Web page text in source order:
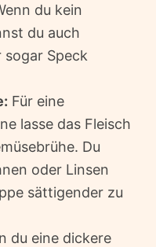
du kein
du auch
sogar Speck
Für eine
lasse das Fleisch
Du
oder Linsen
sättigender zu
du eine dickere